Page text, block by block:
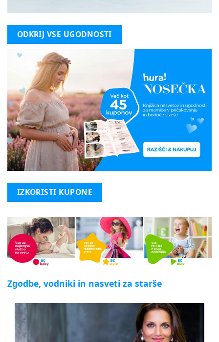
ODKRIJ VSE UGODNOSTI
IZKORISTI KUPONE
Zgodbe, vodniki in nasveti za starše